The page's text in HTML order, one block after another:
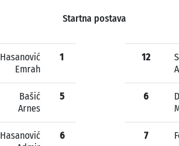
Startna postava
Hasanović
Emrah
1
Bašić
Arnes
5
Hasanović
6
12
6
7